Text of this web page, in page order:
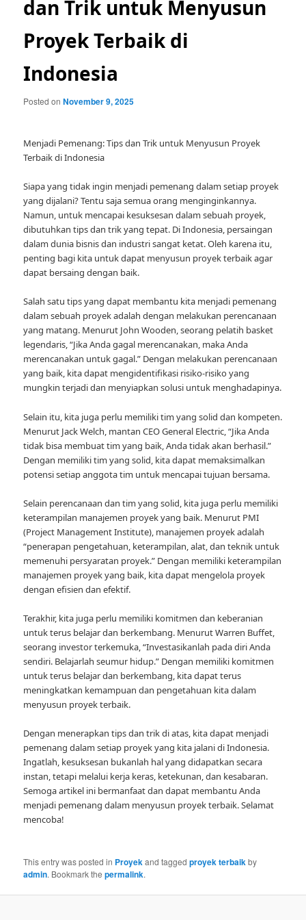
dan Trik untuk Menyusun
Proyek Terbaik di
Indonesia
Posted onNovember 9, 2025
Menjadi Pemenang: Tips dan Trik untuk Menyusun Proyek
Terbaik di Indonesia
Siapa yang tidak ingin menjadi pemenang dalam setiap proyek
yang dijalani? Tentu saja semua orang menginginkannya.
Namun, untuk mencapai kesuksesan dalam sebuah proyek,
dibutuhkan tips dan trik yang tepat. Di Indonesia, persaingan
dalam dunia bisnis dan industri sangat ketat. Oleh karena itu,
penting bagi kita untuk dapat menyusun proyek terbaik agar
dapat bersaing dengan baik.
Salah satu tips yang dapat membantu kita menjadi pemenang
dalam sebuah proyek adalah dengan melakukan perencanaan
yang matang. Menurut John Wooden, seorang pelatih basket
legendaris, “Jika Anda gagal merencanakan, maka Anda
merencanakan untuk gagal.” Dengan melakukan perencanaan
yang baik, kita dapat mengidentifikasi risiko-risiko yang
mungkin terjadi dan menyiapkan solusi untuk menghadapinya.
Selain itu, kita juga perlu memiliki tim yang solid dan kompeten.
Menurut Jack Welch, mantan CEO General Electric, “Jika Anda
tidak bisa membuat tim yang baik, Anda tidak akan berhasil.”
Dengan memiliki tim yang solid, kita dapat memaksimalkan
potensi setiap anggota tim untuk mencapai tujuan bersama.
Selain perencanaan dan tim yang solid, kita juga perlu memiliki
keterampilan manajemen proyek yang baik. Menurut PMI
(Project Management Institute), manajemen proyek adalah
“penerapan pengetahuan, keterampilan, alat, dan teknik untuk
memenuhi persyaratan proyek.” Dengan memiliki keterampilan
manajemen proyek yang baik, kita dapat mengelola proyek
dengan efisien dan efektif.
Terakhir, kita juga perlu memiliki komitmen dan keberanian
untuk terus belajar dan berkembang. Menurut Warren Buffet,
seorang investor terkemuka, “Investasikanlah pada diri Anda
sendiri. Belajarlah seumur hidup.” Dengan memiliki komitmen
untuk terus belajar dan berkembang, kita dapat terus
meningkatkan kemampuan dan pengetahuan kita dalam
menyusun proyek terbaik.
Dengan menerapkan tips dan trik di atas, kita dapat menjadi
pemenang dalam setiap proyek yang kita jalani di Indonesia.
Ingatlah, kesuksesan bukanlah hal yang didapatkan secara
instan, tetapi melalui kerja keras, ketekunan, dan kesabaran.
Semoga artikel ini bermanfaat dan dapat membantu Anda
menjadi pemenang dalam menyusun proyek terbaik. Selamat
mencoba!
This entry was posted in Proyekand taggedproyek terbaikby
admin. Bookmark thepermalink.